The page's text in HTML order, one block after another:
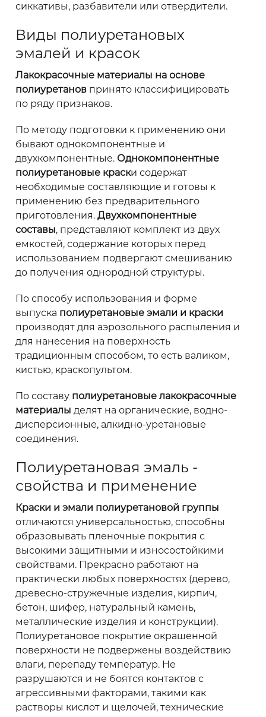
сиккативы, разбавители или отвердители.
Виды полиуретановых
эмалей и красок
Лакокрасочные материалы на основе
полиуретановпринято классифицировать
по ряду признаков.
По методу подготовки к применению они
бывают однокомпонентные и
двухкомпонентные. Однокомпонентные
полиуретановые краски содержат
необходимые составляющие и готовы к
применению без предварительного
приготовления. Двухкомпонентные
составы, представляют комплект из двух
емкостей, содержание которых перед
использованием подвергают смешиванию
до получения однородной структуры.
По способу использования и форме
выпуска полиуретановые эмали и краски
производят для аэрозольного распыления и
для нанесения на поверхность
традиционным способом, то есть валиком,
кистью, краскопультом.
По составу полиуретановые лакокрасочные
материалы делят на органические, водно-
дисперсионные, алкидно-уретановые
соединения.
Полиуретановая эмаль -
свойства и применение
Краски и эмали полиуретановой группы
отличаются универсальностью, способны
образовывать пленочные покрытия с
высокими защитными и износостойкими
свойствами. Прекрасно работают на
практически любых поверхностях (дерево,
древесно-стружечные изделия, кирпич,
бетон, шифер, натуральный камень,
металлические изделия и конструкции).
Полиуретановое покрытие окрашенной
поверхности не подвержены воздействию
влаги, перепаду температур. Не
разрушаются и не боятся контактов с
агрессивными факторами, такими как
растворы кислот и щелочей, технические